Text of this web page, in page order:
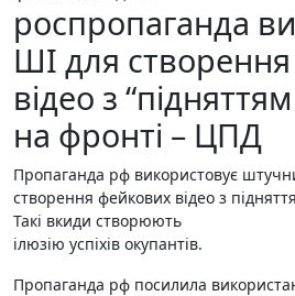
роспропаганда
ШІ для
відео з
на фронті – ЦПД
Пропаганда рф використовує штучний інтелект для
створення фейкових відео з
Такі вкиди створюють
ілюзію успіхів окупантів.
Пропаганда рф посилила використання штучного інтелекту